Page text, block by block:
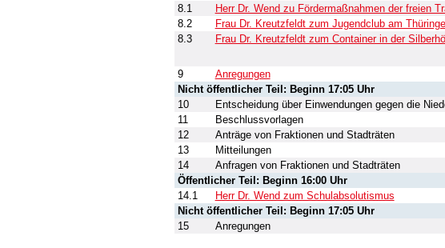
8.1
Herr Dr. Wend zu Fördermaßnahmen der freien
8.2
Frau Dr. Kreutzfeldt zum Jugendclub am
8.3
Frau Dr. Kreutzfeldt zum Container in der
9
Anregungen
Nicht öffentlicher Teil: Beginn 17:05 Uhr
10
Entscheidung über Einwendungen gegen die
11
Beschlussvorlagen
12
Anträge von Fraktionen und Stadträten
13
Mitteilungen
14
Anfragen von Fraktionen und Stadträten
Öffentlicher Teil: Beginn 16:00 Uhr
14.1
Herr Dr. Wend zum Schulabsolutismus
Nicht öffentlicher Teil: Beginn 17:05 Uhr
15
Anregungen